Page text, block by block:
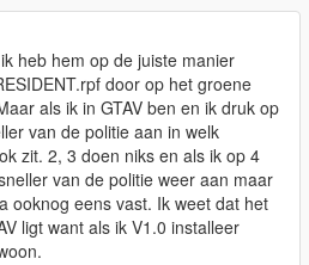
heb hem op de juiste manier
door op het groene
als ik in GTAV ben en ik druk op
van de politie aan in welk
zit. 2, 3 doen niks en als ik op 4
van de politie weer aan maar
ooknog eens vast. Ik weet dat het
ligt want als ik V1.0 installeer